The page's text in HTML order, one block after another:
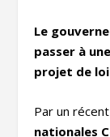
Le
passer à
projet de
Par un
nationales